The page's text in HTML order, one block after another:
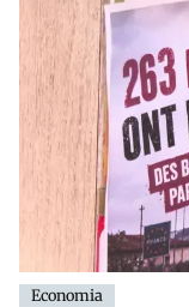
Economia